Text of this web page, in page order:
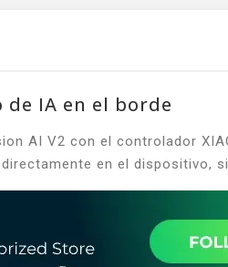
de IA en el borde
AI V2 con el controlador
en el dispositivo,